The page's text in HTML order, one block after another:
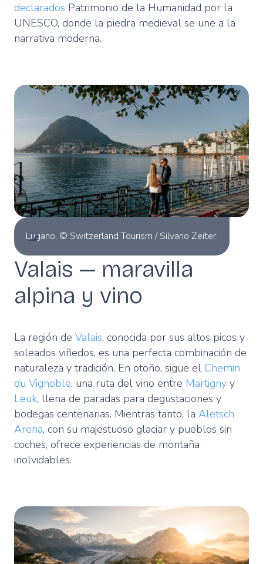
declarados Patrimonio de la Humanidad por la
UNESCO, donde la piedra medieval se une a la
narrativa moderna.
Lugano, © Switzerland Tourism / Silvano Zeiter.
Valais — maravilla
alpina y vino
La región de Valais, conocida por sus altos picos y
soleados viñedos, es una perfecta combinación de
naturaleza y tradición. En otoño, sigue el Chemin
du Vignoble, una ruta del vino entre Martigny y
Leuk, llena de paradas para degustaciones y
bodegas centenarias. Mientras tanto, la Aletsch
Arena, con su majestuoso glaciar y pueblos sin
coches, ofrece experiencias de montaña
inolvidables.